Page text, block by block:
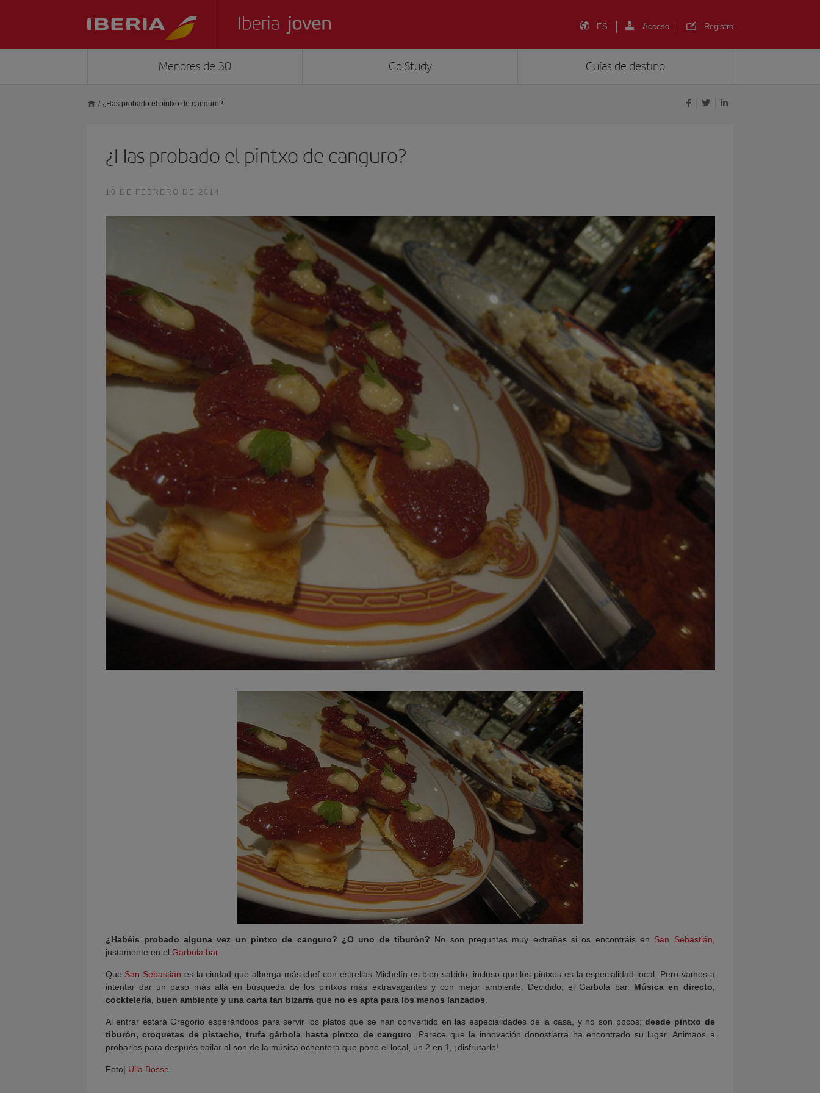
ES Acceso Registro
Menores de 30 Go Study Guías de destino
/ ¿Has probado el pintxo de canguro?
¿Has probado el pintxo de canguro?
10 DE FEBRERO DE 2014
¿Habéis probado alguna vez un pintxo de canguro? ¿O uno de tiburón? No son preguntas muy extrañas si os encontráis en San Sebastián
justamente en el Garbola bar.
Que San Sebastián es la ciudad que alberga más chef con estrellas Michelín es bien sabido, incluso que los pintxos es la especialidad local. Pero vamos a
intentar dar un paso más allá en búsqueda de los pintxos más extravagantes y con mejor ambiente. Decidido, el Garbola bar. Música en directo,
cocktelería, buen ambiente y una carta tan bizarra que no es apta para los menos lanzados
Al entrar estará Gregorio esperándoos para servir los platos que se han convertido en las especialidades de la casa, y no son pocos;desde pintxo de
tiburón, croquetas de pistacho, trufa gárbola hasta pintxo de canguro . Parece que la innovación donostiarra ha encontrado su lugar. Animaos a
probarlos para después bailar al son de la música ochentera que pone el local, un 2 en 1, ¡disfrutarlo!
Foto| Ulla Bosse